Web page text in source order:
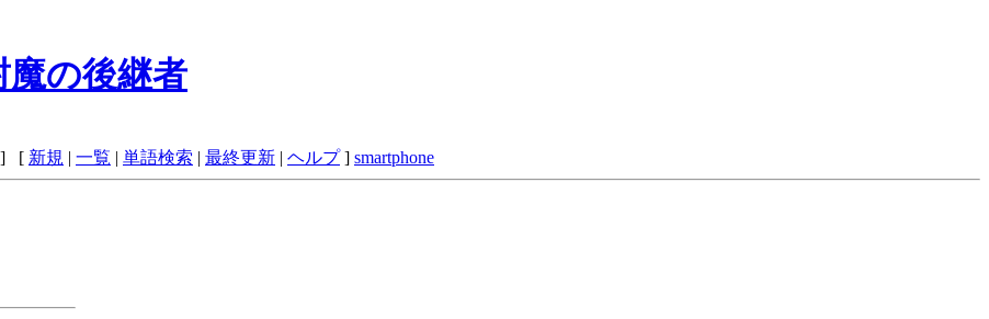
の後継者
] [ 新規 | 一覧 | 単語検索 | 最終更新 | ヘルプ] smartphone